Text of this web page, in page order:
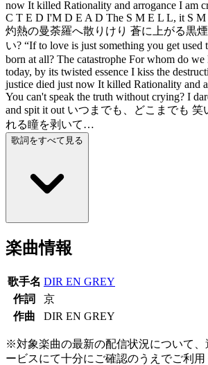
now It killed Rationality and arrogance I am
C T E D I'M D E A D The S M E L L, it S M
灼熱の曼荼羅へ散りけり 蒼に上がる黒
い? “If to love is just something you get used
born at all? The catastrophe For whom do
today, by its twisted essence I kiss the
justice died just now It killed Rationality and
You can't speak the truth without crying? I
and spit it out いつまでも、どこまでも
れる瞳を剥いて…
歌詞をすべて見る
楽曲情報
歌手名 DIR EN GREY
作詞
京
作曲
DIR EN GREY
※対象楽曲の最新の配信状況について、
ービスにて十分にご確認のうえでご利用